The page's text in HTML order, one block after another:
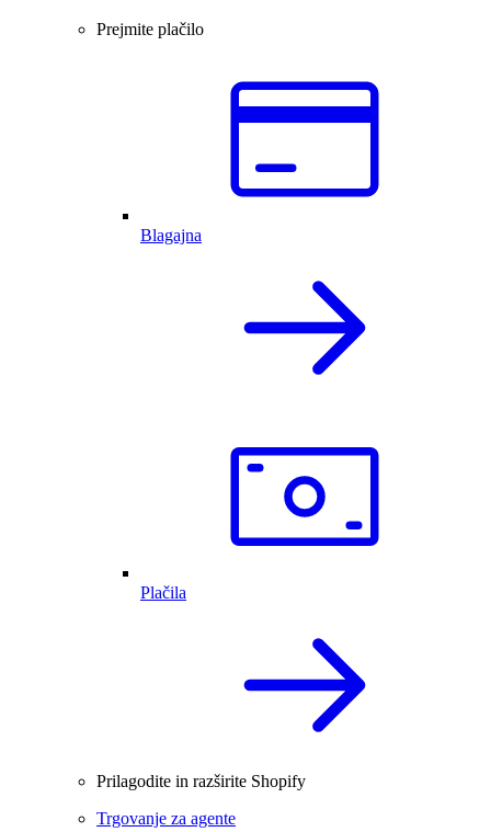
Prejmite plačilo
Blagajna
Plačila
Prilagodite in razširite Shopify
Trgovanje za agente